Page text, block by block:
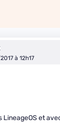
à 12h17
LineageOS et